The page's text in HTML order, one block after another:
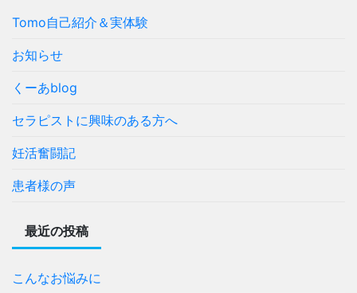
Tomo自己紹介＆実体験
お知らせ
くーあblog
セラピストに興味のある方へ
妊活奮闘記
患者様の声
最近の投稿
こんなお悩みに